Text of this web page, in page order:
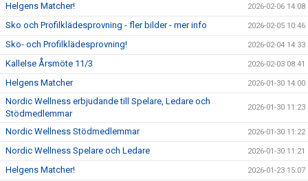
Helgens Matcher! 2026-02-06 14:08
Sko och Profilklädesprovning - fler bilder - mer info 2026-02-05 10:46
Sko- och Profilklädesprovning! 2026-02-04 14:33
Kallelse Årsmöte 11/3 2026-02-03 08:41
Helgens Matcher 2026-01-30 14:00
Nordic Wellness erbjudande till Spelare, Ledare och
Stödmedlemmar
2026-01-30 11:23
Nordic Wellness Stödmedlemmar 2026-01-30 11:22
Nordic Wellness Spelare och Ledare 2026-01-30 11:21
Helgens Matcher! 2026-01-23 15:07